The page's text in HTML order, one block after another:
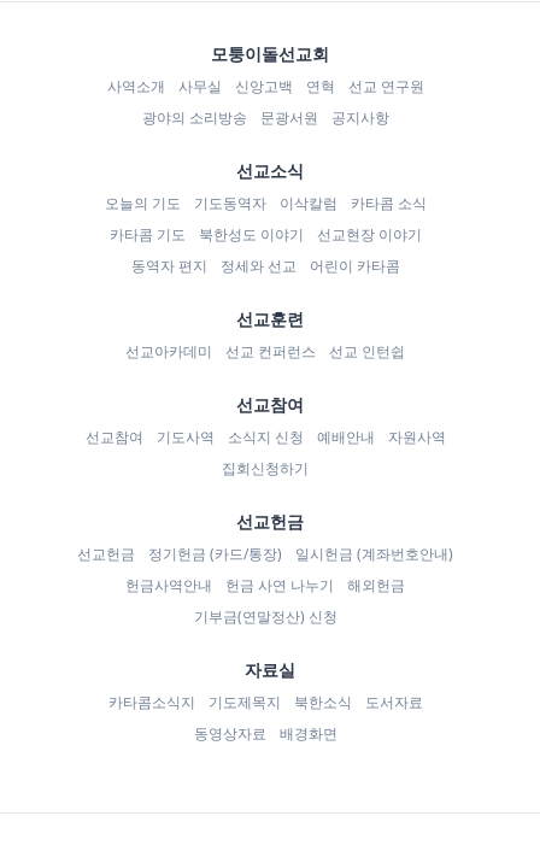
모퉁이돌선교회
사역소개 사무실 신앙고백 연혁
선교 연구원
광야의 소리방송
문광서원 공지사항
선교소식
오늘의 기도 기도동역자 이삭칼럼
카타콤 소식
카타콤 기도
북한성도 이야기
선교현장 이야기
동역자 편지
정세와 선교 어린이 카타콤
선교훈련
선교아카데미 선교 컨퍼런스 선교 인턴쉽
선교참여
선교참여 기도사역 소식지 신청 예배안내
자원사역
집회신청하기
선교헌금
선교헌금 정기헌금 (카드/통장)
일시헌금 (계좌번호안내)
헌금사역안내
헌금 사연 나누기
해외헌금
기부금(연말정산) 신청
자료실
카타콤소식지 기도제목지 북한소식
도서자료
동영상자료
배경화면